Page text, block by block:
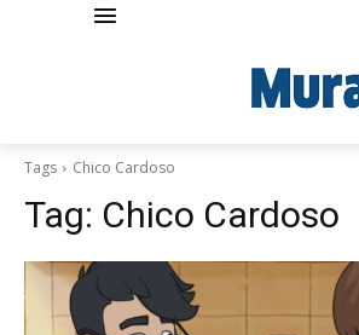
Tags Chico Cardoso
Tag: Chico Cardoso